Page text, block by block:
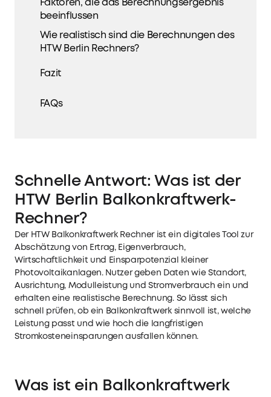
Faktoren, die das Berechnungsergebnis
beeinflussen
Wie realistisch sind die Berechnungen des
HTW Berlin Rechners?
Fazit
FAQs
Schnelle Antwort: Was ist der
HTW Berlin Balkonkraftwerk-
Rechner?
Der HTW Balkonkraftwerk Rechner ist ein digitales Tool zur
Abschätzung von Ertrag, Eigenverbrauch,
Wirtschaftlichkeit und Einsparpotenzial kleiner
Photovoltaikanlagen. Nutzer geben Daten wie Standort,
Ausrichtung, Modulleistung und Stromverbrauch ein und
erhalten eine realistische Berechnung. So lässt sich
schnell prüfen, ob ein Balkonkraftwerk sinnvoll ist, welche
Leistung passt und wie hoch die langfristigen
Stromkosteneinsparungen ausfallen können.
Was ist ein Balkonkraftwerk